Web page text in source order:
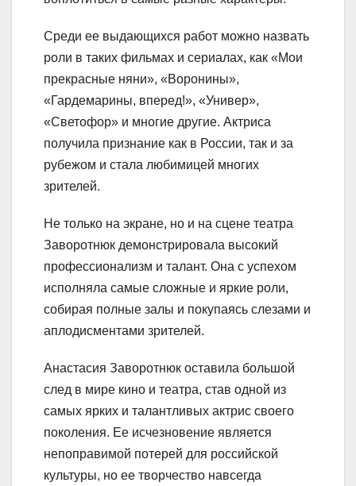
Среди ее выдающихся работ можно назвать
роли в таких фильмах и сериалах, как «Мои
прекрасные няни», «Воронины»,
«Гардемарины, вперед!», «Универ»,
«Светофор» и многие другие. Актриса
получила признание как в России, так и за
рубежом и стала любимицей многих
зрителей.
Не только на экране, но и на сцене театра
Заворотнюк демонстрировала высокий
профессионализм и талант. Она с успехом
исполняла самые сложные и яркие роли,
собирая полные залы и покупаясь слезами и
аплодисментами зрителей.
Анастасия Заворотнюк оставила большой
след в мире кино и театра, став одной из
самых ярких и талантливых актрис своего
поколения. Ее исчезновение является
непоправимой потерей для российской
культуры, но ее творчество навсегда